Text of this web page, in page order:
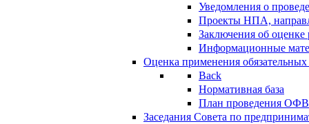
Уведомления о
Проекты НПА,
Заключения об
Информационные
Оценка применения
Back
Нормативная база
План проведения
Заседания Совета по